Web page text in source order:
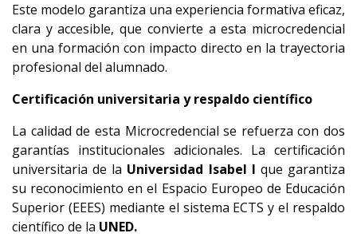
Este modelo garantiza una experiencia formativa eficaz,
clara y accesible, que convierte a esta microcredencial
en una formación con impacto directo en la trayectoria
profesional del alumnado.
Certificación universitaria y respaldo científico
La calidad de esta Microcredencial se refuerza con dos
garantías institucionales adicionales. La certificación
universitaria de la Universidad Isabel I que garantiza
su reconocimiento en el Espacio Europeo de Educación
Superior (EEES) mediante el sistema ECTS y el respaldo
científico de la UNED.